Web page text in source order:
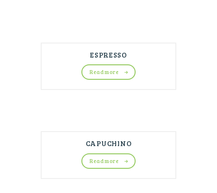
ESPRESSO
Read more
CAPUCHINO
Read more